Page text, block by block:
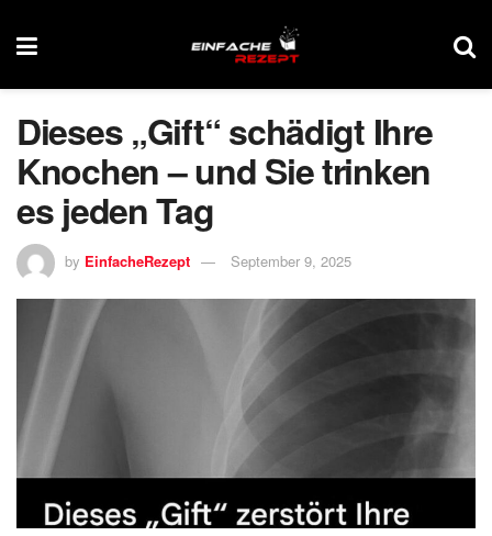
Dieses „Gift“ schädigt Ihre
Knochen – und Sie trinken
es jeden Tag
by EinfacheRezept September 9, 2025